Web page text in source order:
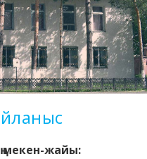
мекен-жайы: